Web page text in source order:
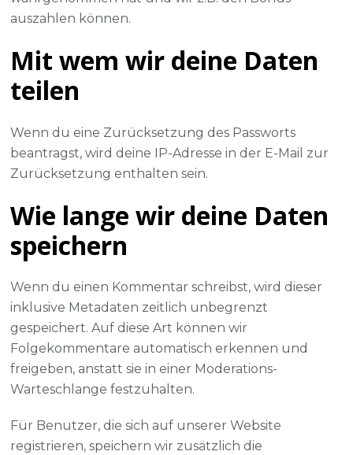
auszahlen können.
Mit wem wir deine Daten
teilen
Wenn du eine Zurücksetzung des Passworts
beantragst, wird deine IP-Adresse in der E-Mail zur
Zurücksetzung enthalten sein.
Wie lange wir deine Daten
speichern
Wenn du einen Kommentar schreibst, wird dieser
inklusive Metadaten zeitlich unbegrenzt
gespeichert. Auf diese Art können wir
Folgekommentare automatisch erkennen und
freigeben, anstatt sie in einer Moderations-
Warteschlange festzuhalten.
Für Benutzer, die sich auf unserer Website
registrieren, speichern wir zusätzlich die